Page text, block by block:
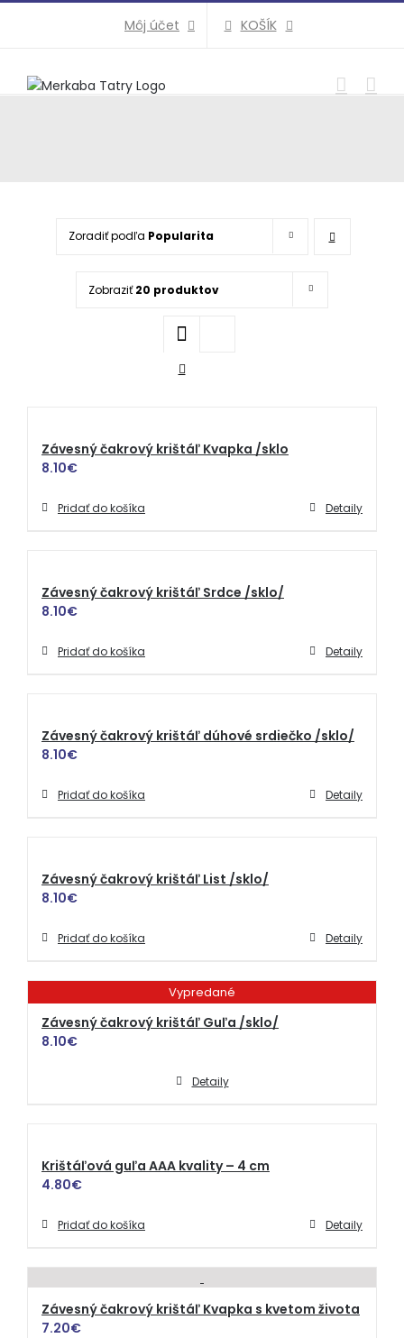
Môj účet KOŠÍK
Zoradiť podľa Popularita
Zobraziť20 produktov
Závesný čakrový krištáľ Kvapka /sklo
8.10€
Pridať do košíka Detaily
Závesný čakrový krištáľ Srdce /sklo/
8.10€
Pridať do košíka Detaily
Závesný čakrový krištáľ dúhové srdiečko /sklo/
8.10€
Pridať do košíka Detaily
Závesný čakrový krištáľ List /sklo/
8.10€
Pridať do košíka Detaily
Vypredané
Závesný čakrový krištáľ Guľa /sklo/
8.10€
Detaily
Krištáľová guľa AAA kvality – 4 cm
4.80€
Pridať do košíka Detaily
Závesný čakrový krištáľ Kvapka s kvetom života
7.20€